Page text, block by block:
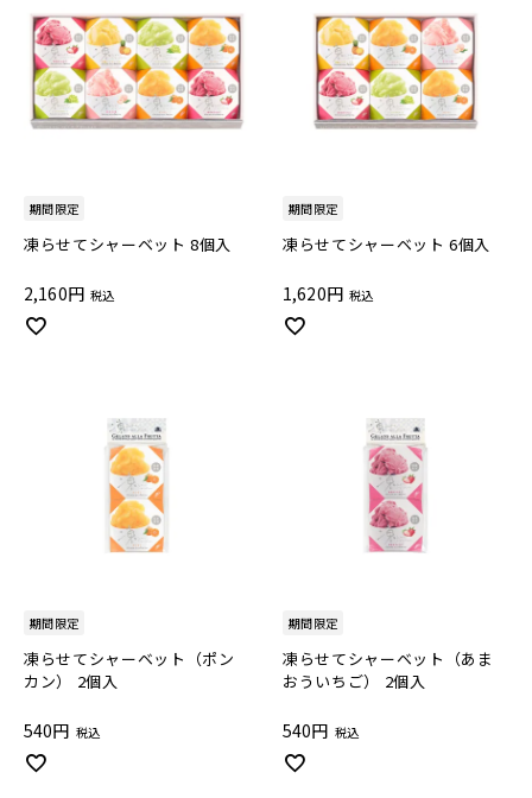
期間限定
凍らせてシャーベット 8個入
2,160 税込
期間限定
凍らせてシャーベット 6個入
1,620 税込
期間限定
凍らせてシャーベット（ポン
カン） 2個入
540 税込
期間限定
凍らせてシャーベット（あま
おういちご） 2個入
540 税込